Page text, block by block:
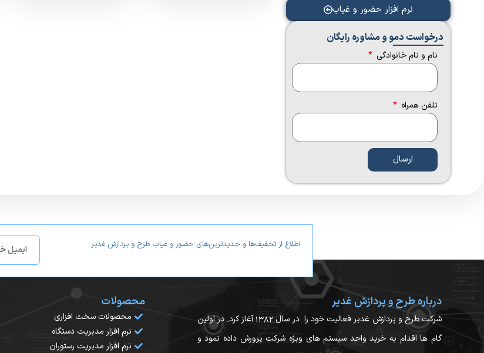
نرم افزار حضور و غیاب
درخواست دمو و مشاوره رایگان​
نام و نام خانوادگی
تلفن همراه
ارسال
اطلاع از تخفیف‌ها و جدیدترین‌های حضور و غیاب طرح و پردازش غدیر
درباره طرح و پردازش غدیر
شرکت طرح و پردازش غدیر فعالیت خود را در سال ۱۳۸۲ آغاز کرد. در اولین
گام ها اقدام به خرید واحد سیستم های ویژه شرکت پرورش داده نمود و
محصولات
محصولات سخت افزاری
نرم افزار مدیریت دستگاه
نرم افزار مدیریت رستوران